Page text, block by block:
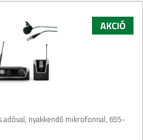
AKCIÓ
nyakkendő mikrofonnal, 655-